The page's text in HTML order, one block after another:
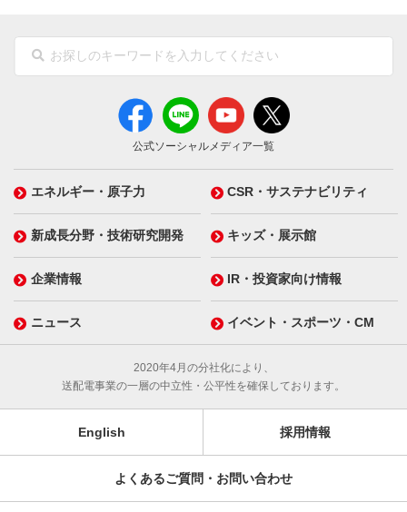
公式ソーシャルメディア一覧
エネルギー・原子力 CSR・サステナビリティ
新成長分野・技術研究開発 キッズ・展示館
企業情報 IR・投資家向け情報
ニュース イベント・スポーツ・CM
2020年4月の分社化により、
送配電事業の一層の中立性・公平性を確保しております。
English 採用情報
よくあるご質問・お問い合わせ